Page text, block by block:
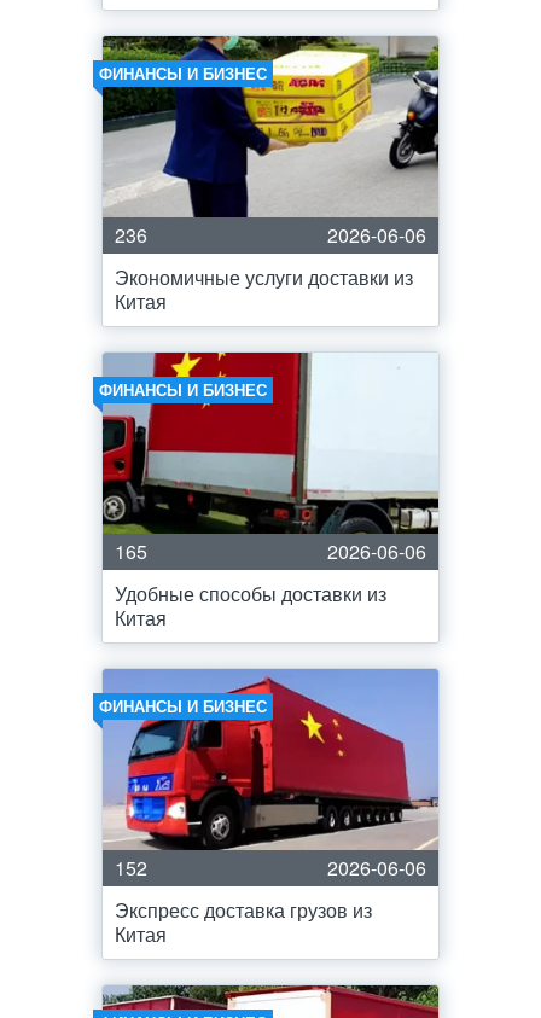
ФИНАНСЫ И БИЗНЕС
236
2026-06-06
Экономичные услуги доставки из
Китая
ФИНАНСЫ И БИЗНЕС
165
2026-06-06
Удобные способы доставки из
Китая
ФИНАНСЫ И БИЗНЕС
152
2026-06-06
Экспресс доставка грузов из
Китая